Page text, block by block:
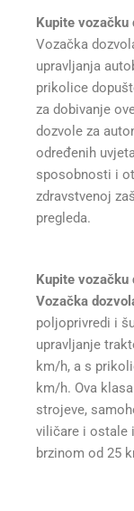
Kupite
Vozačka
upravljanja
prikolice
za dobivanje
dozvole za
određenih
sposobnosti i
zdravstvenoj
pregleda.
Kupite vozačku
Vozačka
poljoprivredi i
upravljanje
km/h, a s
km/h. Ova
strojeve,
viličare i ostale
brzinom od 25